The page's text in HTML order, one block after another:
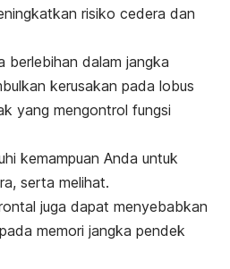
risiko cedera dan
berlebihan dalam jangka
kerusakan pada lobus
yang mengontrol fungsi
kemampuan Anda untuk
serta melihat.
juga dapat menyebabkan
memori jangka pendek